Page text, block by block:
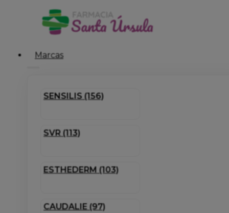
Marcas
SENSILIS (156)
SVR (113)
ESTHEDERM (103)
CAUDALIE (97)